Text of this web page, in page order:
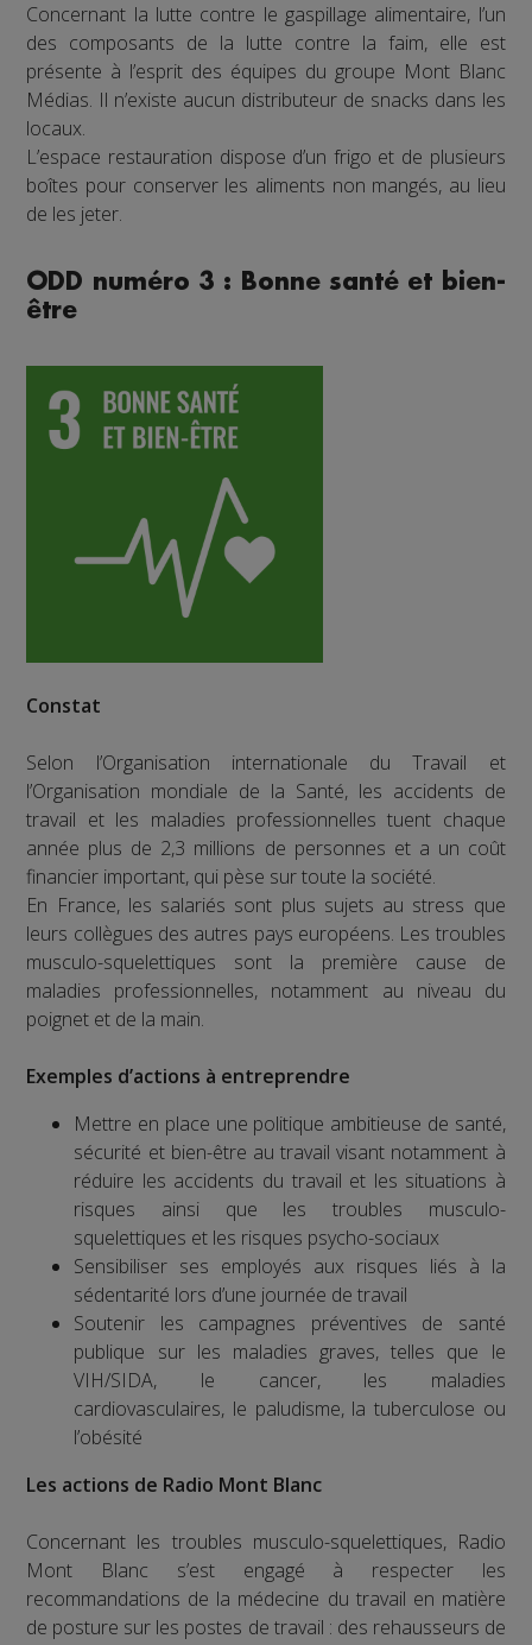
Concernant la lutte contre le gaspillage alimentaire, l’un
des composants de la lutte contre la faim, elle est
présente à l’esprit des équipes du groupe Mont Blanc
Médias. Il n’existe aucun distributeur de snacks dans les
locaux.
L’espace restauration dispose d’un frigo et de plusieurs
boîtes pour conserver les aliments non mangés, au lieu
de les jeter.
ODD numéro 3 : Bonne santé et bien-
être
Constat
Selon l’Organisation internationale du Travail et
l’Organisation mondiale de la Santé, les accidents de
travail et les maladies professionnelles tuent chaque
année plus de 2,3 millions de personnes et a un coût
financier important, qui pèse sur toute la société.
En France, les salariés sont plus sujets au stress que
leurs collègues des autres pays européens. Les troubles
musculo-squelettiques sont la première cause de
maladies professionnelles, notamment au niveau du
poignet et de la main.
Exemples d’actions à entreprendre
Mettre en place une politique ambitieuse de santé,
sécurité et bien-être au travail visant notamment à
réduire les accidents du travail et les situations à
risques ainsi que les troubles musculo-
squelettiques et les risques psycho-sociaux
Sensibiliser ses employés aux risques liés à la
sédentarité lors d’une journée de travail
Soutenir les campagnes préventives de santé
publique sur les maladies graves, telles que le
VIH/SIDA, le cancer, les maladies
cardiovasculaires, le paludisme, la tuberculose ou
l’obésité
Les actions de Radio Mont Blanc
Concernant les troubles musculo-squelettiques, Radio
Mont Blanc s’est engagé à respecter les
recommandations de la médecine du travail en matière
de posture sur les postes de travail : des rehausseurs de